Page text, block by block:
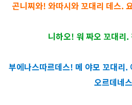
곤니찌와! 와따시와 꼬대리 데스.
니하오! 워 짜오 꼬대리.
부에나스따르데스! 메 야모 꼬대리.
오르데네